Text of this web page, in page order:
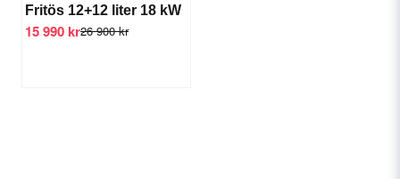
Fritös 12+12 liter 18 kW
26 900 kr
15 990 kr